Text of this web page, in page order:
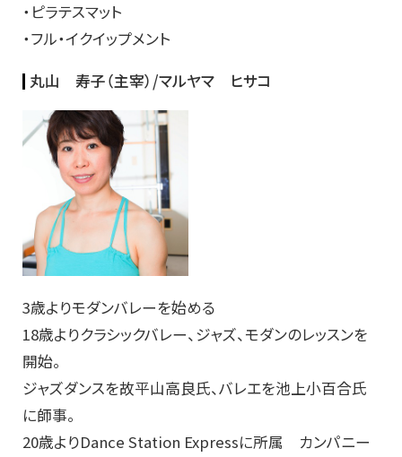
・ピラテスマット
・フル・イクイップメント
丸山 寿子（主宰）/マルヤマ ヒサコ
3歳よりモダンバレーを始める
18歳よりクラシックバレー、ジャズ、モダンのレッスンを
開始。
ジャズダンスを故平山高良氏、バレエを池上小百合氏
に師事。
20歳よりDance Station Expressに所属 カンパニー